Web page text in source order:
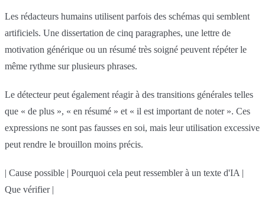
Les rédacteurs humains utilisent parfois des schémas qui semblent
artificiels. Une dissertation de cinq paragraphes, une lettre de
motivation générique ou un résumé très soigné peuvent répéter le
même rythme sur plusieurs phrases.
Le détecteur peut également réagir à des transitions générales telles
que « de plus », « en résumé » et « il est important de noter ». Ces
expressions ne sont pas fausses en soi, mais leur utilisation excessive
peut rendre le brouillon moins précis.
| Cause possible | Pourquoi cela peut ressembler à un texte d'IA |
Que vérifier |